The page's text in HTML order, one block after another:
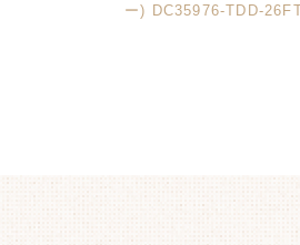
ー) DC35976-TDD-